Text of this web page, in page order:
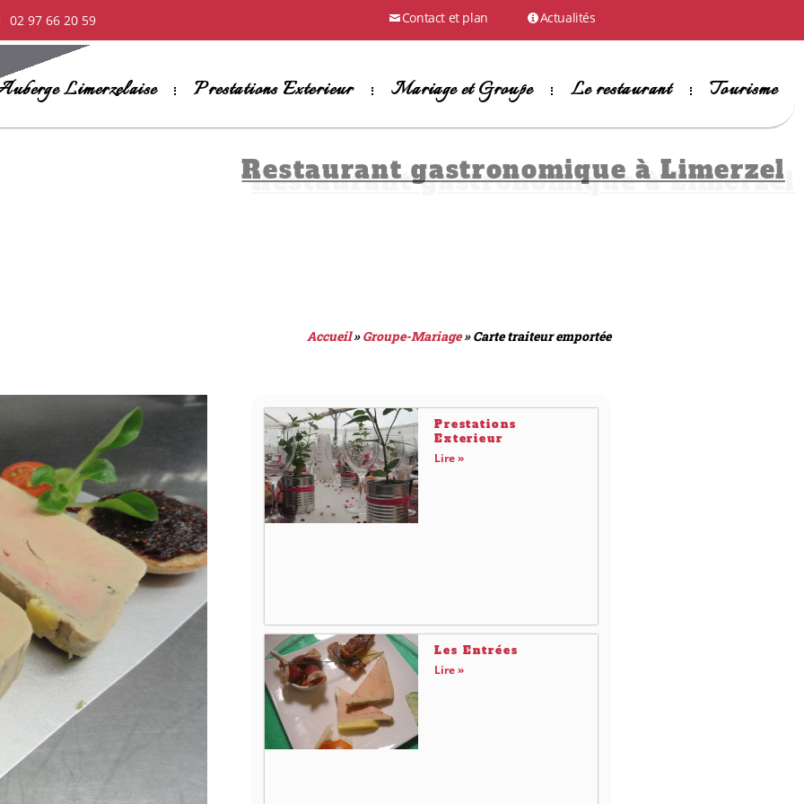
02 97 66 20 59 Contact et plan Actualités
Limerzelaise Prestations Exterieur Mariage et Groupe Le restaurant Tourisme
Restaurant gastronomique à Limerzel
Accueil»Groupe-Mariage»Carte traiteur emportée
Prestations
Exterieur
Lire »
Les Entrées
Lire »